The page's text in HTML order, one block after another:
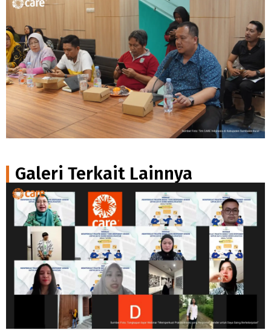
Galeri Terkait Lainnya